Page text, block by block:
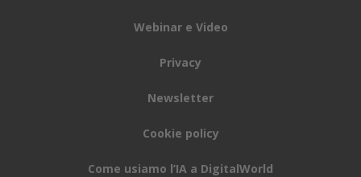
Webinar e Video
Privacy
Newsletter
Cookie policy
Come usiamo l’IA a DigitalWorld